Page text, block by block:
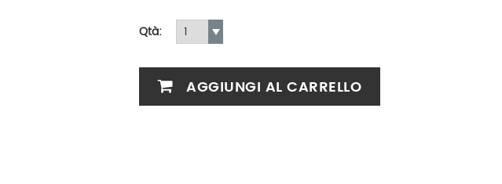
Qtà:
AGGIUNGI AL CARRELLO